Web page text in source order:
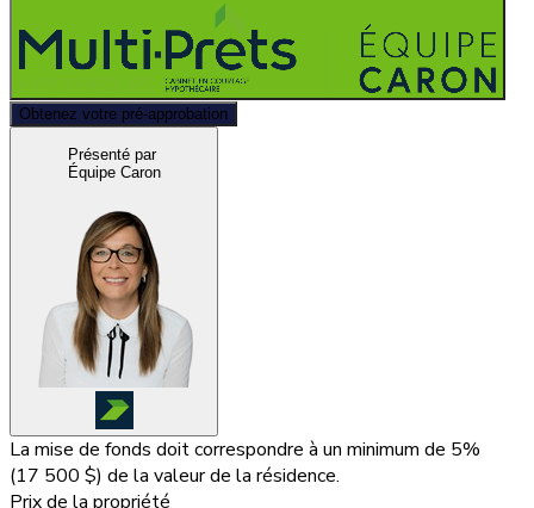
Obtenez votre pré-approbation
Présenté par
Équipe Caron
La mise de fonds doit correspondre à un minimum de 5%
(17 500 $) de la valeur de la résidence.
Prix de la propriété